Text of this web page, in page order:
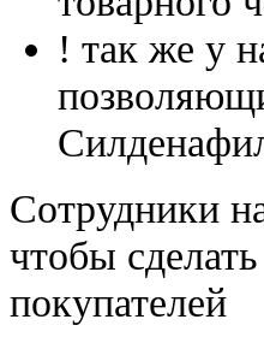
! так же у
Cотрудники
чтобы
покупателей